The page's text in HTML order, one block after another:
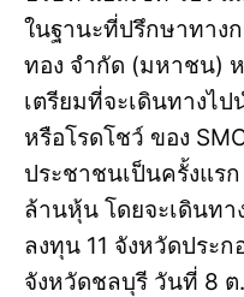
ในฐานะที่ปรึกษาทาง
ทอง จำกัด (มหาชน)
เตรียมที่จะเดินทางไ
หรือโรดโชว์ ของ
ประชาชนเป็นครั้งแร
ล้านหุ้น โดยจะเดินท
ลงทุน 11 จังหวัดประก
จังหวัดชลบุรี วันที่ 8 ต